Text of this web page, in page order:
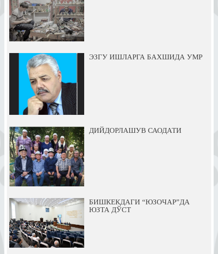
ЭЗГУ ИШЛАРГА БАХШИДА УМР
ДИЙДОРЛАШУВ САОДАТИ
БИШКЕКДАГИ “ЮЗОЧАР”ДА
ЮЗТА ДЎСТ